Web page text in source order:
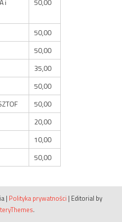
i
50,00
50,00
50,00
35,00
50,00
50,00
20,00
10,00
50,00
| Polityka prywatności | Editorial by
.